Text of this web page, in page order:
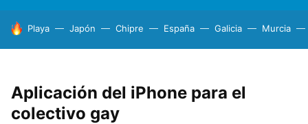
HOY SE HABLA DE
Playa Japón Chipre España Galicia Murcia
Aplicación del iPhone para el
colectivo gay